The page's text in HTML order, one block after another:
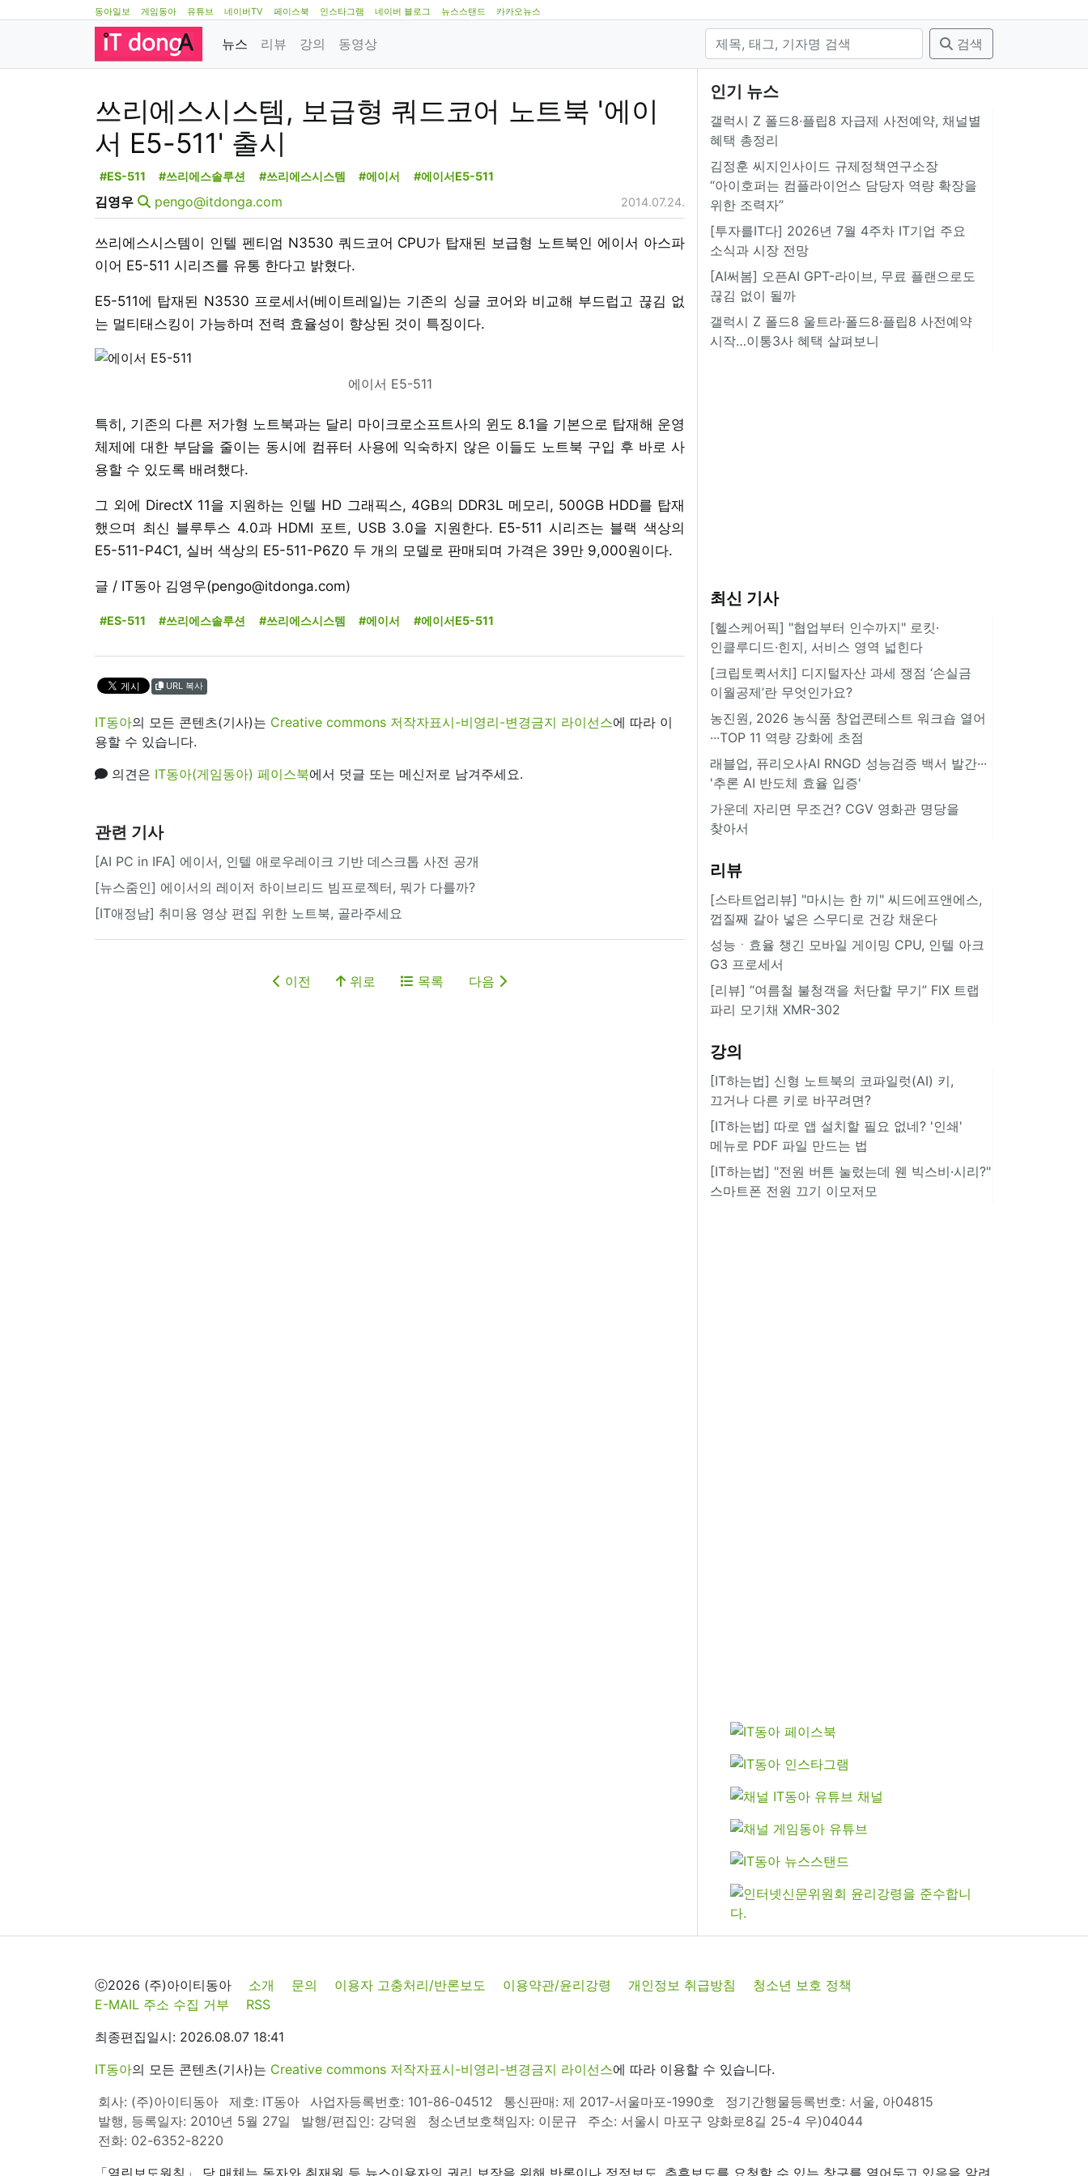
동아일보 게임동아 유튜브 네이버TV 페이스북 인스타그램 네이버 블로그 뉴스스탠드 카카오뉴스
뉴스 리뷰 강의 동영상 검색
쓰리에스시스템, 보급형 쿼드코어 노트북 '에이
서 E5-511' 출시
#ES-511 #쓰리에스솔루션 #쓰리에스시스템 #에이서 #에이서E5-511
김영우 pengo@itdonga.com 2014.07.24.
쓰리에스시스템이 인텔 펜티엄 N3530 쿼드코어 CPU가 탑재된 보급형 노트북인 에이서 아스파
이어 E5-511 시리즈를 유통 한다고 밝혔다.
E5-511에 탑재된 N3530 프로세서(베이트레일)는 기존의 싱글 코어와 비교해 부드럽고 끊김 없
는 멀티태스킹이 가능하며 전력 효율성이 향상된 것이 특징이다.
에이서 E5-511
특히, 기존의 다른 저가형 노트북과는 달리 마이크로소프트사의 윈도 8.1을 기본으로 탑재해 운영
체제에 대한 부담을 줄이는 동시에 컴퓨터 사용에 익숙하지 않은 이들도 노트북 구입 후 바로 사
용할 수 있도록 배려했다.
그 외에 DirectX 11을 지원하는 인텔 HD 그래픽스, 4GB의 DDR3L 메모리, 500GB HDD를 탑재
했으며 최신 블루투스 4.0과 HDMI 포트, USB 3.0을 지원한다. E5-511 시리즈는 블랙 색상의
E5-511-P4C1, 실버 색상의 E5-511-P6Z0 두 개의 모델로 판매되며 가격은 39만 9,000원이다.
글 / IT동아 김영우(pengo@itdonga.com)
#ES-511 #쓰리에스솔루션 #쓰리에스시스템 #에이서 #에이서E5-511
URL 복사
IT동아의 모든 콘텐츠(기사)는 Creative commons 저작자표시-비영리-변경금지 라이선스에 따라 이
용할 수 있습니다.
의견은 IT동아(게임동아) 페이스북에서 덧글 또는 메신저로 남겨주세요.
관련 기사
[AI PC in IFA] 에이서, 인텔 애로우레이크 기반 데스크톱 사전 공개
[뉴스줌인] 에이서의 레이저 하이브리드 빔프로젝터, 뭐가 다를까?
[IT애정남] 취미용 영상 편집 위한 노트북, 골라주세요
이전 위로 목록 다음
인기 뉴스
갤럭시 Z 폴드8·플립8 자급제 사전예약, 채널별
혜택 총정리
김정훈 씨지인사이드 규제정책연구소장
“아이호퍼는 컴플라이언스 담당자 역량 확장을
위한 조력자”
[투자를IT다] 2026년 7월 4주차 IT기업 주요
소식과 시장 전망
[AI써봄] 오픈AI GPT-라이브, 무료 플랜으로도
끊김 없이 될까
갤럭시 Z 폴드8 울트라·폴드8·플립8 사전예약
시작…이통3사 혜택 살펴보니
최신 기사
[헬스케어픽] "협업부터 인수까지" 로킷·
인클루디드·힌지, 서비스 영역 넓힌다
[크립토퀵서치] 디지털자산 과세 쟁점 ‘손실금
이월공제’란 무엇인가요?
농진원, 2026 농식품 창업콘테스트 워크숍 열어
···TOP 11 역량 강화에 초점
래블업, 퓨리오사AI RNGD 성능검증 백서 발간···
'추론 AI 반도체 효율 입증'
가운데 자리면 무조건? CGV 영화관 명당을
찾아서
리뷰
[스타트업리뷰] "마시는 한 끼" 씨드에프앤에스,
껍질째 갈아 넣은 스무디로 건강 채운다
성능ㆍ효율 챙긴 모바일 게이밍 CPU, 인텔 아크
G3 프로세서
[리뷰] “여름철 불청객을 처단할 무기” FIX 트랩
파리 모기채 XMR-302
강의
[IT하는법] 신형 노트북의 코파일럿(AI) 키,
끄거나 다른 키로 바꾸려면?
[IT하는법] 따로 앱 설치할 필요 없네? '인쇄'
메뉴로 PDF 파일 만드는 법
[IT하는법] "전원 버튼 눌렀는데 웬 빅스비·시리?"
스마트폰 전원 끄기 이모저모
ⓒ2026 (주)아이티동아 소개 문의 이용자 고충처리/반론보도 이용약관/윤리강령 개인정보 취급방침
청소년 보호 정책
E-MAIL 주소 수집 거부
RSS
최종편집일시: 2026.08.07 18:41
IT동아의 모든 콘텐츠(기사)는 Creative commons 저작자표시-비영리-변경금지 라이선스에 따라 이용할 수 있습니다.
회사: (주)아이티동아
제호: IT동아 사업자등록번호: 101-86-04512 통신판매: 제 2017-서울마포-1990호
정기간행물등록번호: 서울, 아04815
발행, 등록일자: 2010년 5월 27일
발행/편집인: 강덕원 청소년보호책임자: 이문규
주소: 서울시 마포구 양화로8길 25-4 우)04044
전화: 02-6352-8220
「열린보도원칙」 당 매체는 독자와 취재원 등 뉴스이용자의 권리 보장을 위해 반론이나 정정보도, 추후보도를 요청할 수 있는 창구를 열어두고 있음을 알려